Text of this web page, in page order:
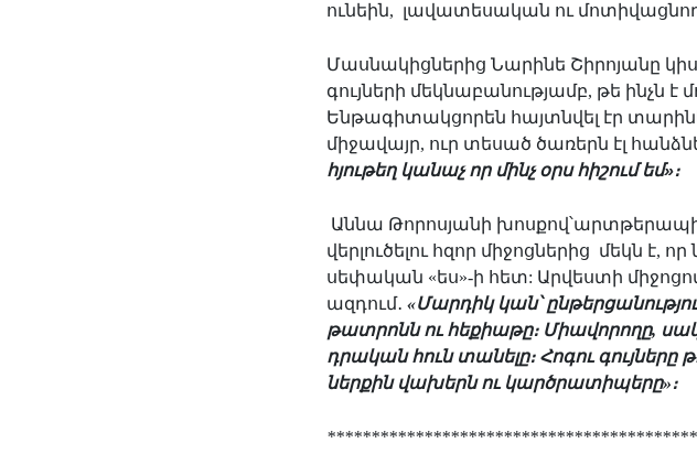
ունեին, լավատեսական ու
Մասնակիցներից Նարինե Շիրոյանը
գույների մեկնաբանությամբ, թե ինչն է
Ենթագիտակցորեն հայտնվել էր
միջավայր, ուր տեսած ծառերն էլ
հյութեղ կանաչ որ մինչ օրս հիշում եմ»։
Աննա Թորոսյանի
վերլուծելու հզոր միջոցներից մեկն է,
սեփական «ես»-ի հետ: Արվեստի
ազդում․ «Մարդիկ կան՝
թատրոնն ու հեքիաթը։ Միավորողը,
դրական հուն տանելը։ Հոգու
ներքին վախերն ու կարծրատիպերը»։